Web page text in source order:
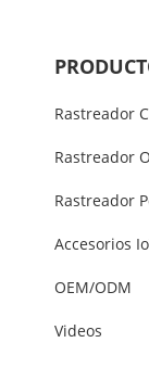
Rastreador
Rastreador
Rastreador
Accesorios
OEM/ODM
Videos